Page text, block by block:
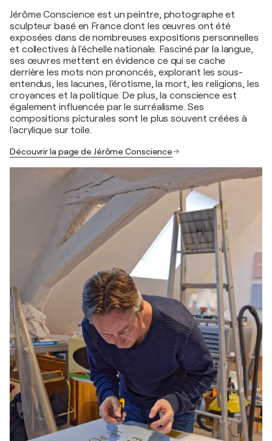
Jérôme Conscience est un peintre, photographe et
sculpteur basé en France dont les œuvres ont été
exposées dans de nombreuses expositions personnelles
et collectives à l'échelle nationale. Fasciné par la langue,
ses œuvres mettent en évidence ce qui se cache
derrière les mots non prononcés, explorant les sous-
entendus, les lacunes, l'érotisme, la mort, les religions, les
croyances et la politique. De plus, la conscience est
également influencée par le surréalisme. Ses
compositions picturales sont le plus souvent créées à
l'acrylique sur toile.
Découvrir la page de Jérôme Conscience